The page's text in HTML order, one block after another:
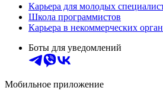
Карьера для молодых
Школа программистов
Карьера в некоммерческих
Боты для уведомлений
Мобильное приложение